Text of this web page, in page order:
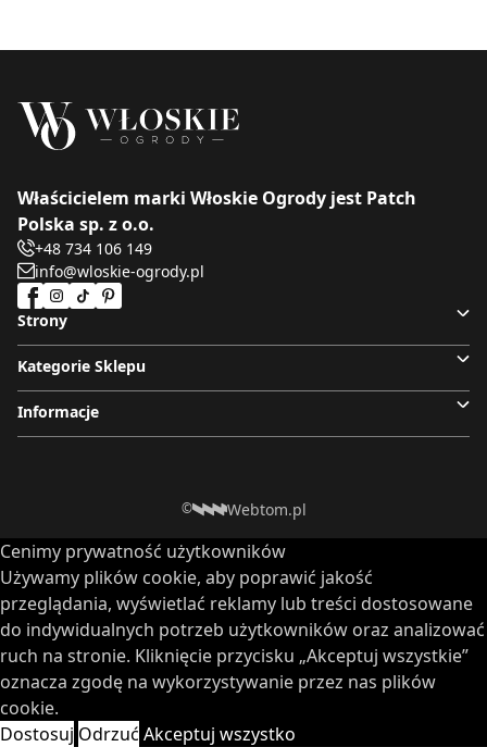
Właścicielem marki Włoskie Ogrody jest Patch
Polska sp. z o.o.
+48 734 106 149
info@wloskie-ogrody.pl
Strony
Kategorie Sklepu
Informacje
© Webtom.pl
Cenimy prywatność użytkowników
Używamy plików cookie, aby poprawić jakość
przeglądania, wyświetlać reklamy lub treści dostosowane
do indywidualnych potrzeb użytkowników oraz analizować
ruch na stronie. Kliknięcie przycisku „Akceptuj wszystkie”
oznacza zgodę na wykorzystywanie przez nas plików
cookie.
Dostosuj Odrzuć Akceptuj wszystko